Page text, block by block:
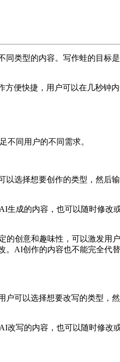
类型的内容。写作蛙的目标
便快捷，用户可以在几秒钟
不同用户的不同需求。
选择想要创作的类型，然后
成的内容，也可以随时修改
创意和趣味性，可以激发用
AI创作的内容也不能完全代
可以选择想要改写的类型，
改写的内容，也可以随时修改